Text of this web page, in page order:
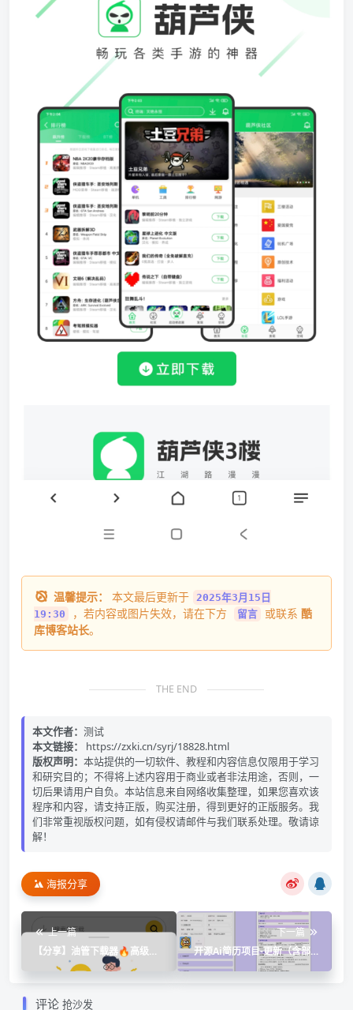
温馨提示： 本文最后更新于 2025年3月15日
19:30
，若内容或图片失效，请在下方 留言 或联系 酷
库博客站长。
THE END
本文作者： 测试
本文链接：
https://zxki.cn/syrj/18828.html
版权声明： 本站提供的一切软件、教程和内容信息仅限用于学习
和研究目的；不得将上述内容用于商业或者非法用途，否则，一
切后果请用户自负。本站信息来自网络收集整理，如果您喜欢该
程序和内容，请支持正版，购买注册，得到更好的正版服务。我
们非常重视版权问题，如有侵权请邮件与我们联系处理。敬请谅
解！
海报分享
上一篇
【分享】油管下载器🔥高级版
视频音乐随心下载🔥解锁多种
下一篇
开源Ai简历项目-更新（含部署
教程）
评论 抢沙发